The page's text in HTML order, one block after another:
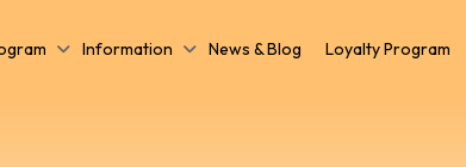
Information News & Blog Loyalty Program